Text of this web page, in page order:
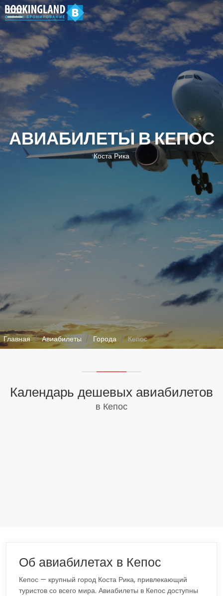
АВИАБИЛЕТЫ В КЕПОС
Коста Рика
Главная Авиабилеты Города Кепос
Календарь дешевых авиабилетов
в Кепос
Об авиабилетах в Кепос
Кепос — крупный город Коста Рика, привлекающий
туристов со всего мира. Авиабилеты в Кепос доступны